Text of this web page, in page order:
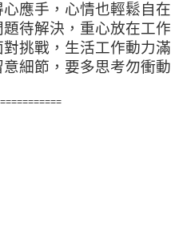
應手，心情也輕鬆自在
待解決，重心放在工作
挑戰，生活工作動力滿
細節，要多思考勿衝動